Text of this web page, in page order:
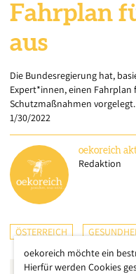
Fahrplan
aus
Die Bundesregierung hat,
Expert*innen, einen
Schutzmaßnahmen vorgelegt.
1/30/2022
oekoreich
Redaktion
ÖSTERREICH
oekoreich möchte ein
Hierfür werden Cookies